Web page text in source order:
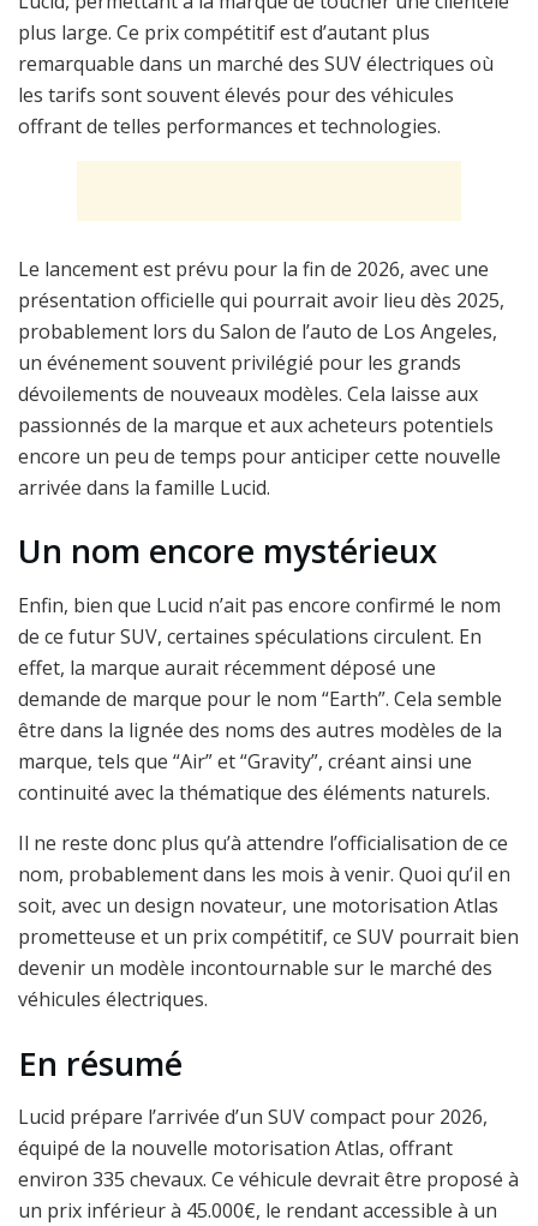
plus large. Ce prix compétitif est d’autant plus
remarquable dans un marché des SUV électriques où
les tarifs sont souvent élevés pour des véhicules
offrant de telles performances et technologies.
Le lancement est prévu pour la fin de 2026, avec une
présentation officielle qui pourrait avoir lieu dès 2025,
probablement lors du Salon de l’auto de Los Angeles,
un événement souvent privilégié pour les grands
dévoilements de nouveaux modèles. Cela laisse aux
passionnés de la marque et aux acheteurs potentiels
encore un peu de temps pour anticiper cette nouvelle
arrivée dans la famille Lucid.
Un nom encore mystérieux
Enfin, bien que Lucid n’ait pas encore confirmé le nom
de ce futur SUV, certaines spéculations circulent. En
effet, la marque aurait récemment déposé une
demande de marque pour le nom “Earth”. Cela semble
être dans la lignée des noms des autres modèles de la
marque, tels que “Air” et “Gravity”, créant ainsi une
continuité avec la thématique des éléments naturels.
Il ne reste donc plus qu’à attendre l’officialisation de ce
nom, probablement dans les mois à venir. Quoi qu’il en
soit, avec un design novateur, une motorisation Atlas
prometteuse et un prix compétitif, ce SUV pourrait bien
devenir un modèle incontournable sur le marché des
véhicules électriques.
En résumé
Lucid prépare l’arrivée d’un SUV compact pour 2026,
équipé de la nouvelle motorisation Atlas, offrant
environ 335 chevaux. Ce véhicule devrait être proposé à
un prix inférieur à 45.000€, le rendant accessible à un